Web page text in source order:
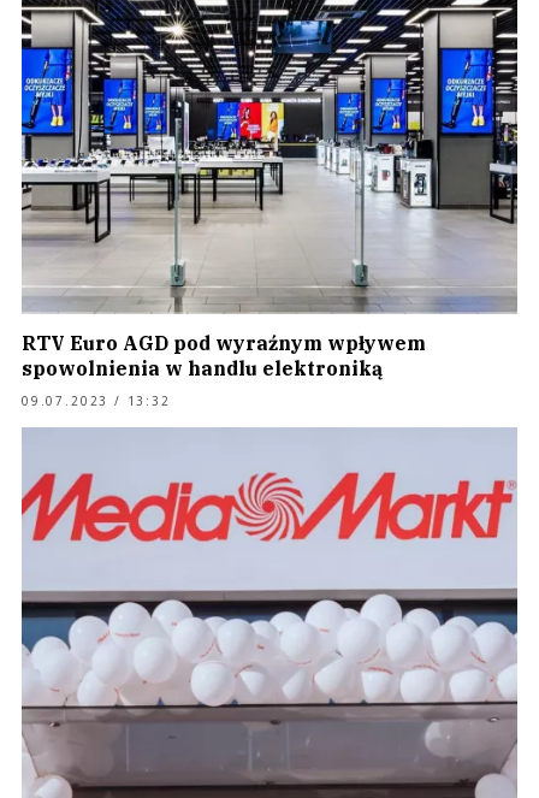
RTV Euro AGD pod wyraźnym wpływem
spowolnienia w handlu elektroniką
09.07.2023 / 13:32